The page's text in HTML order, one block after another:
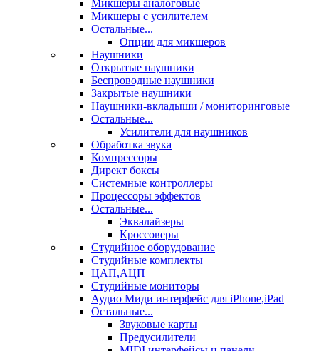
Микшеры аналоговые
Микшеры с усилителем
Остальные...
Опции для микшеров
Наушники
Открытые наушники
Беспроводные наушники
Закрытые наушники
Наушники-вкладыши / мониторинговые
Остальные...
Усилители для наушников
Обработка звука
Компрессоры
Директ боксы
Системные контроллеры
Процессоры эффектов
Остальные...
Эквалайзеры
Кроссоверы
Студийное оборудование
Студийные комплекты
ЦАП,АЦП
Студийные мониторы
Аудио Миди интерфейс для iPhone,iPad
Остальные...
Звуковые карты
Предусилители